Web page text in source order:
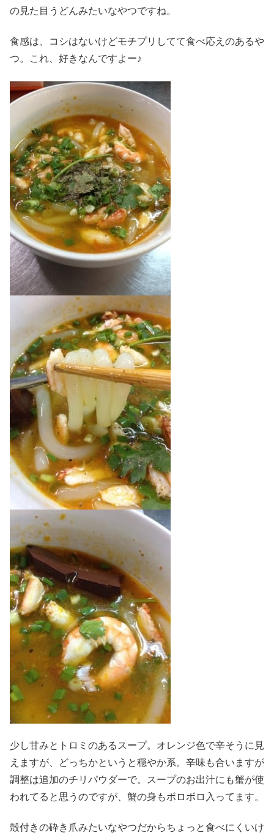
の見た目うどんみたいなやつですね。
食感は、コシはないけどモチプリしてて食べ応えのあるや
つ。これ、好きなんですよー♪
少し甘みとトロミのあるスープ。オレンジ色で辛そうに見
えますが、どっちかというと穏やか系。辛味も合いますが
調整は追加のチリパウダーで。スープのお出汁にも蟹が使
われてると思うのですが、蟹の身もボロボロ入ってます。
殻付きの砕き爪みたいなやつだからちょっと食べにくいけ